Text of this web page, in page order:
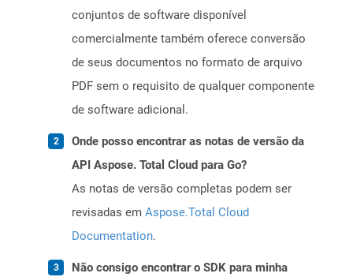
conjuntos de software disponível
comercialmente também oferece conversão
de seus documentos no formato de arquivo
PDF sem o requisito de qualquer componente
de software adicional.
Onde posso encontrar as notas de versão da
API Aspose. Total Cloud para Go?
As notas de versão completas podem ser
revisadas em Aspose.Total Cloud
Documentation.
Não consigo encontrar o SDK para minha